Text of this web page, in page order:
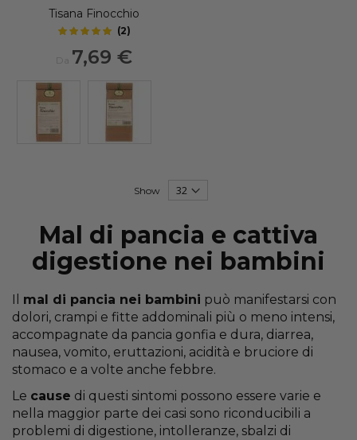
Tisana Finocchio
(2)
Da 7,69 €
Show
Mal di pancia e cattiva
digestione nei bambini
mal di pancia nei bambini può manifestarsi con
dolori, crampi e fitte addominali più o meno intensi,
accompagnate da pancia gonfia e dura, diarrea,
nausea, vomito, eruttazioni, acidità e bruciore di
stomaco e a volte anche febbre.
Le cause di questi sintomi possono essere varie e
nella maggior parte dei casi sono riconducibili a
problemi di digestione, intolleranze, sbalzi di